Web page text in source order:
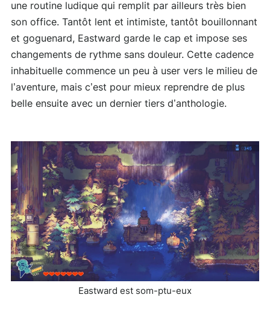
une routine ludique qui remplit par ailleurs très bien
son office. Tantôt lent et intimiste, tantôt bouillonnant
et goguenard, Eastward garde le cap et impose ses
changements de rythme sans douleur. Cette cadence
inhabituelle commence un peu à user vers le milieu de
l’aventure, mais c’est pour mieux reprendre de plus
belle ensuite avec un dernier tiers d’anthologie.
Eastward est som-ptu-eux